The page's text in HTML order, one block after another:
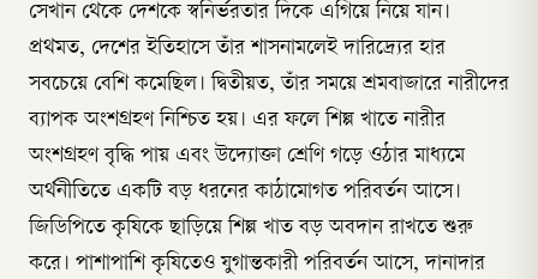
সেখান থেকে দেশকে স্বনির্ভরতার দিকে এগিয়ে নিয়ে যান।
প্রথমত, দেশের ইতিহাসে তাঁর শাসনামলেই দারিদ্র্যের হার
সবচেয়ে বেশি কমেছিল। দ্বিতীয়ত, তাঁর সময়ে শ্রমবাজারে নারীদের
ব্যাপক অংশগ্রহণ নিশ্চিত হয়। এর ফলে শিল্প খাতে নারীর
অংশগ্রহণ বৃদ্ধি পায় এবং উদ্যোক্তা শ্রেণি গড়ে ওঠার মাধ্যমে
অর্থনীতিতে একটি বড় ধরনের কাঠামোগত পরিবর্তন আসে।
জিডিপিতে কৃষিকে ছাড়িয়ে শিল্প খাত বড় অবদান রাখতে শুরু
করে। পাশাপাশি কৃষিতেও যুগান্তকারী পরিবর্তন আসে, দানাদার